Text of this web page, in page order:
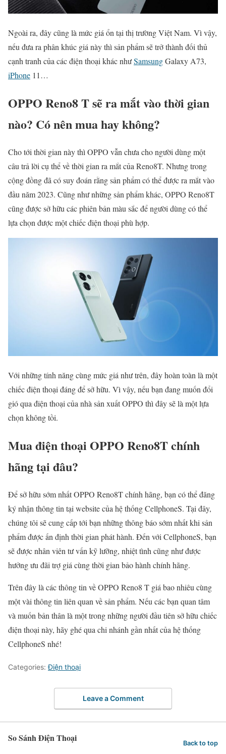
Ngoài ra, đây cũng là mức giá ổn tại thị trường Việt Nam. Vì vậy,
nếu đưa ra phân khúc giá này thì sản phẩm sẽ trở thành đối thủ
cạnh tranh của các điện thoại khác nhưSamsungGalaxy A73,
iPhone 11…
OPPO Reno8 T sẽ ra mắt vào thời gian
nào? Có nên mua hay không?
Cho tới thời gian này thì OPPO vẫn chưa cho người dùng một
câu trả lời cụ thể về thời gian ra mắt của Reno8T. Nhưng trong
cộng đồng đã có suy đoán rằng sản phẩm có thể được ra mắt vào
đầu năm 2023. Cũng như những sản phẩm khác, OPPO Reno8T
cũng được sở hữu các phiên bản màu sắc để người dùng có thể
lựa chọn được một chiếc điện thoại phù hợp.
Với những tính năng cùng mức giá như trên, đây hoàn toàn là một
chiếc điện thoại đáng để sở hữu. Vì vậy, nếu bạn đang muốn đổi
gió qua điện thoại của nhà sản xuất OPPO thì đây sẽ là một lựa
chọn không tồi.
Mua điện thoại OPPO Reno8T chính
hãng tại đâu?
Để sở hữu sớm nhất OPPO Reno8T chính hãng, bạn có thể đăng
ký nhận thông tin tại website của hệ thống CellphoneS. Tại đây,
chúng tôi sẽ cung cấp tới bạn những thông báo sớm nhất khi sản
phẩm được ấn định thời gian phát hành. Đến với CellphoneS, bạn
sẽ được nhân viên tư vấn kỹ lưỡng, nhiệt tình cũng như được
hưởng ưu đãi trợ giá cùng thời gian bảo hành chính hãng.
Trên đây là các thông tin về OPPO Reno8 T giá bao nhiêu cùng
một vài thông tin liên quan về sản phẩm. Nếu các bạn quan tâm
và muốn bản thân là một trong những người đầu tiên sở hữu chiếc
điện thoại này, hãy ghé qua chi nhánh gần nhất của hệ thống
CellphoneS nhé!
Categories:Điện thoại
Leave a Comment
So Sánh Điện Thoại Back to top